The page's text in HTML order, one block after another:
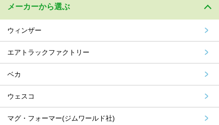
メーカーから選ぶ
ウィンザー
エアトラックファクトリー
ベカ
ウェスコ
マグ・フォーマー(ジムワールド社)